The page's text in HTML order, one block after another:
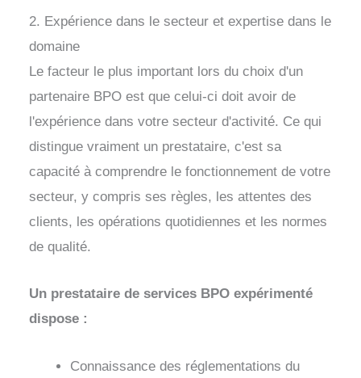
2. Expérience dans le secteur et expertise dans le
domaine
Le facteur le plus important lors du choix d'un
partenaire BPO est que celui-ci doit avoir de
l'expérience dans votre secteur d'activité. Ce qui
distingue vraiment un prestataire, c'est sa
capacité à comprendre le fonctionnement de votre
secteur, y compris ses règles, les attentes des
clients, les opérations quotidiennes et les normes
de qualité.
Un prestataire de services BPO expérimenté
dispose :
Connaissance des réglementations du